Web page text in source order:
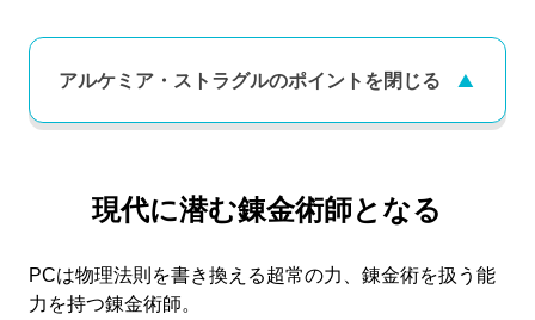
アルケミア・ストラグルのポイントを閉じる
現代に潜む錬金術師となる
PCは物理法則を書き換える超常の力、錬金術を扱う能
力を持つ錬金術師。